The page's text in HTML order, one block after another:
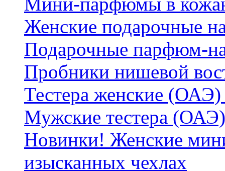
Женские подарочные
Подарочные парфюм-
Пробники нишевой
Тестера женские (ОАЭ)
Мужские тестера (ОАЭ)
Новинки! Женские
изысканных чехлах